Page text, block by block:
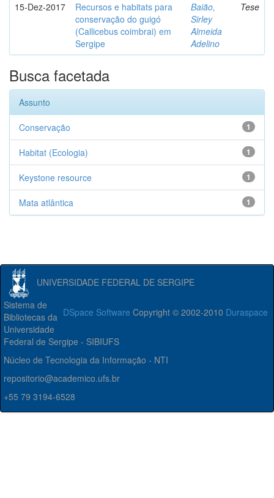
15-Dez-2017
Recursos e habitats para
conservação do guigó
(Callicebus coimbrai) em
Sergipe
Baião,
Sirley
Almeida
Adelino
Tese
Busca facetada
Assunto
1
Conservação
1
Habitat (Ecologia)
1
Keystone resource
1
Mata atlântica
UNIVERSIDADE FEDERAL DE SERGIPE
DSpace Software Copyright © 2002-2010 Duraspace
Sistema de
Bibliotecas da
Universidade
Federal de Sergipe - SIBIUFS
Núcleo de Tecnologia da Informação - NTI
repositorio@academico.ufs.br
+55 79 3194-6528